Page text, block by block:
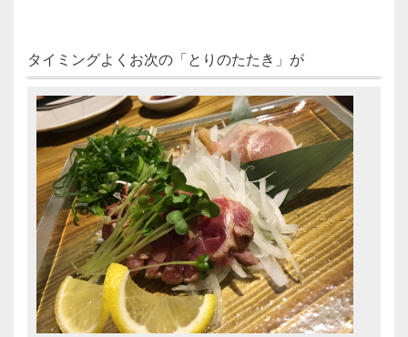
タイミングよくお次の「とりのたたき」が